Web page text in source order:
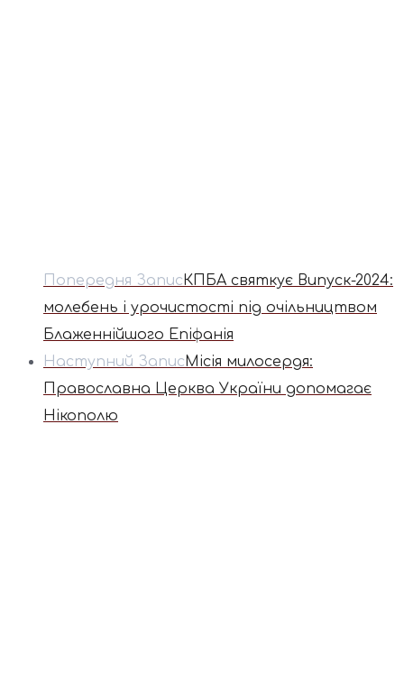
Попередня ЗаписКПБА святкує Випуск-2024:
молебень і урочистості під очільництвом
Блаженнійшого Епіфанія
Наступний ЗаписМісія милосердя:
Православна Церква України допомагає
Нікополю